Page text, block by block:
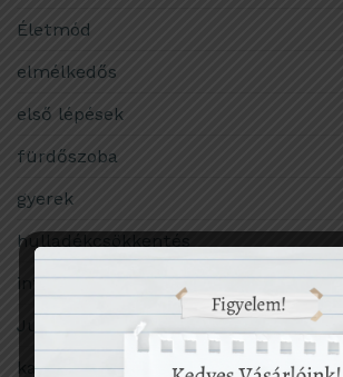
Életmód
elmélkedős
első lépések
fürdőszoba
gyerek
hulladékcsökkentés
intim higiénia
Julka
karácsony